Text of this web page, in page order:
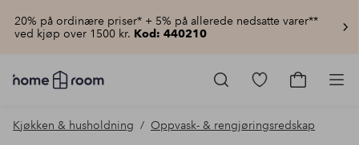
20% på ordinære priser* + 5% på allerede nedsatte varer**
ved kjøp over 1500 kr. Kod: 440210
Homeroom
–
hjemmet
Gå
produkter
Gå
Kjøkken & husholdning Oppvask- & rengjøringsredskap